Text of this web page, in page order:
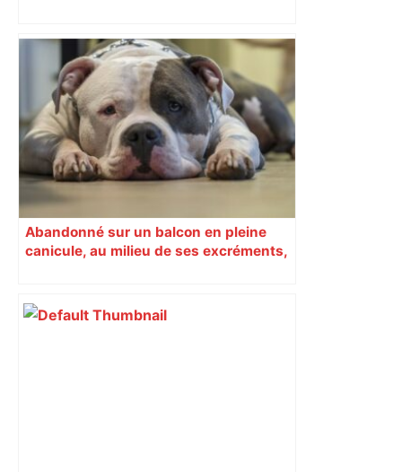
Abandonné sur un balcon en pleine
canicule, au milieu de ses excréments,